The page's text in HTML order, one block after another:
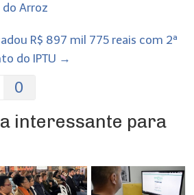
Arroz
R$ 897 mil 775 reais com 2ª
do IPTU →
0
interessante para